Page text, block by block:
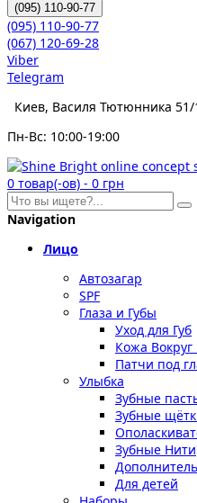
(095) 110-90-77
(095) 110-90-77
(067) 120-69-28
Viber
Telegram
Киев, Василя Тютюнника 51/
Пн-Вс: 10:00-19:00
0 товар(-ов) - 0 грн
Navigation
Лицо
Автозагар
SPF
Глаза и Губы
Уход для Губ
Кожа Вокруг
Патчи под
Улыбка
Зубные
Зубные
Зубные Нити
Для детей